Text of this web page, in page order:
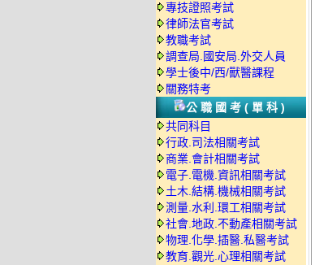
專技證照考試
律師法官考試
教職考試
調查局.國安局.外交人員
學士後中/西/獸醫課程
關務特考
公職國考(單科)
共同科目
行政.司法相關考試
商業.會計相關考試
電子.電機.資訊相關考試
土木.結構.機械相關考試
測量.水利.環工相關考試
社會.地政.不動產相關考試
物理.化學.插醫.私醫考試
教育.觀光.心理相關考試